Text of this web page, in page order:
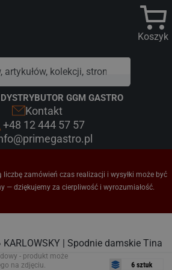
Koszyk
GGM GASTRO
Kontakt
+48 12 444 57 57
zamówień czas realizacji i wysyłki może być
— dziękujemy za cierpliwość i wyrozumiałość.
KARLOWSKY | Spodnie damskie Tina
- produkt może
na zdjęciu.